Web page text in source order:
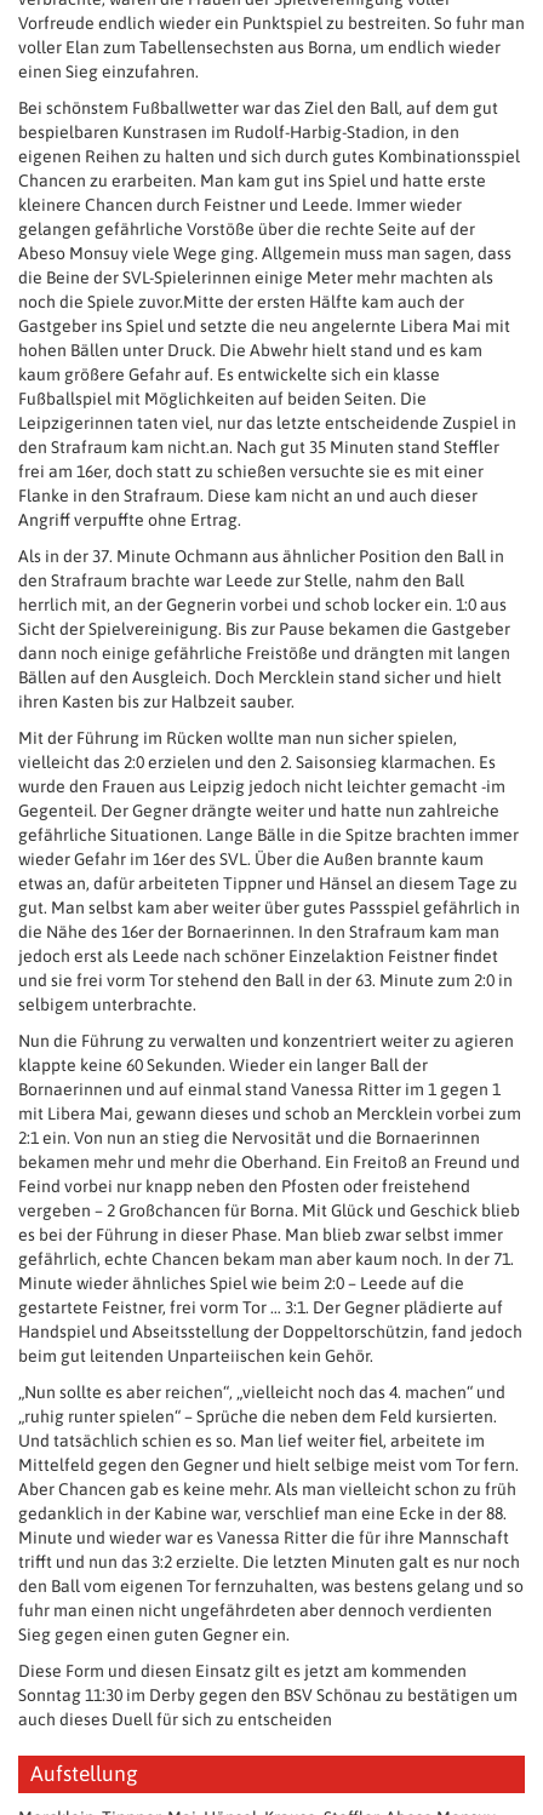
Vorfreude endlich wieder ein Punktspiel zu bestreiten. So fuhr man
voller Elan zum Tabellensechsten aus Borna, um endlich wieder
einen Sieg einzufahren.
Bei schönstem Fußballwetter war das Ziel den Ball, auf dem gut
bespielbaren Kunstrasen im Rudolf-Harbig-Stadion, in den
eigenen Reihen zu halten und sich durch gutes Kombinationsspiel
Chancen zu erarbeiten. Man kam gut ins Spiel und hatte erste
kleinere Chancen durch Feistner und Leede. Immer wieder
gelangen gefährliche Vorstöße über die rechte Seite auf der
Abeso Monsuy viele Wege ging. Allgemein muss man sagen, dass
die Beine der SVL-Spielerinnen einige Meter mehr machten als
noch die Spiele zuvor.Mitte der ersten Hälfte kam auch der
Gastgeber ins Spiel und setzte die neu angelernte Libera Mai mit
hohen Bällen unter Druck. Die Abwehr hielt stand und es kam
kaum größere Gefahr auf. Es entwickelte sich ein klasse
Fußballspiel mit Möglichkeiten auf beiden Seiten. Die
Leipzigerinnen taten viel, nur das letzte entscheidende Zuspiel in
den Strafraum kam nicht.an. Nach gut 35 Minuten stand Steffler
frei am 16er, doch statt zu schießen versuchte sie es mit einer
Flanke in den Strafraum. Diese kam nicht an und auch dieser
Angriff verpuffte ohne Ertrag.
Als in der 37. Minute Ochmann aus ähnlicher Position den Ball in
den Strafraum brachte war Leede zur Stelle, nahm den Ball
herrlich mit, an der Gegnerin vorbei und schob locker ein. 1:0 aus
Sicht der Spielvereinigung. Bis zur Pause bekamen die Gastgeber
dann noch einige gefährliche Freistöße und drängten mit langen
Bällen auf den Ausgleich. Doch Mercklein stand sicher und hielt
ihren Kasten bis zur Halbzeit sauber.
Mit der Führung im Rücken wollte man nun sicher spielen,
vielleicht das 2:0 erzielen und den 2. Saisonsieg klarmachen. Es
wurde den Frauen aus Leipzig jedoch nicht leichter gemacht -im
Gegenteil. Der Gegner drängte weiter und hatte nun zahlreiche
gefährliche Situationen. Lange Bälle in die Spitze brachten immer
wieder Gefahr im 16er des SVL. Über die Außen brannte kaum
etwas an, dafür arbeiteten Tippner und Hänsel an diesem Tage zu
gut. Man selbst kam aber weiter über gutes Passspiel gefährlich in
die Nähe des 16er der Bornaerinnen. In den Strafraum kam man
jedoch erst als Leede nach schöner Einzelaktion Feistner findet
und sie frei vorm Tor stehend den Ball in der 63. Minute zum 2:0 in
selbigem unterbrachte.
Nun die Führung zu verwalten und konzentriert weiter zu agieren
klappte keine 60 Sekunden. Wieder ein langer Ball der
Bornaerinnen und auf einmal stand Vanessa Ritter im 1 gegen 1
mit Libera Mai, gewann dieses und schob an Mercklein vorbei zum
2:1 ein. Von nun an stieg die Nervosität und die Bornaerinnen
bekamen mehr und mehr die Oberhand. Ein Freitoß an Freund und
Feind vorbei nur knapp neben den Pfosten oder freistehend
vergeben – 2 Großchancen für Borna. Mit Glück und Geschick blieb
es bei der Führung in dieser Phase. Man blieb zwar selbst immer
gefährlich, echte Chancen bekam man aber kaum noch. In der 71.
Minute wieder ähnliches Spiel wie beim 2:0 – Leede auf die
gestartete Feistner, frei vorm Tor … 3:1. Der Gegner plädierte auf
Handspiel und Abseitsstellung der Doppeltorschützin, fand jedoch
beim gut leitenden Unparteiischen kein Gehör.
„Nun sollte es aber reichen“, „vielleicht noch das 4. machen“ und
„ruhig runter spielen“ – Sprüche die neben dem Feld kursierten.
Und tatsächlich schien es so. Man lief weiter fiel, arbeitete im
Mittelfeld gegen den Gegner und hielt selbige meist vom Tor fern.
Aber Chancen gab es keine mehr. Als man vielleicht schon zu früh
gedanklich in der Kabine war, verschlief man eine Ecke in der 88.
Minute und wieder war es Vanessa Ritter die für ihre Mannschaft
trifft und nun das 3:2 erzielte. Die letzten Minuten galt es nur noch
den Ball vom eigenen Tor fernzuhalten, was bestens gelang und so
fuhr man einen nicht ungefährdeten aber dennoch verdienten
Sieg gegen einen guten Gegner ein.
Diese Form und diesen Einsatz gilt es jetzt am kommenden
Sonntag 11:30 im Derby gegen den BSV Schönau zu bestätigen um
auch dieses Duell für sich zu entscheiden
Aufstellung